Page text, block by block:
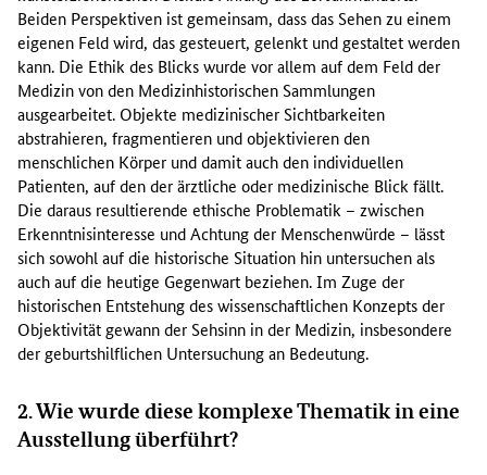
Beiden Perspektiven ist gemeinsam, dass das Sehen zu einem
eigenen Feld wird, das gesteuert, gelenkt und gestaltet werden
kann. Die Ethik des Blicks wurde vor allem auf dem Feld der
Medizin von den Medizinhistorischen Sammlungen
ausgearbeitet. Objekte medizinischer Sichtbarkeiten
abstrahieren, fragmentieren und objektivieren den
menschlichen Körper und damit auch den individuellen
Patienten, auf den der ärztliche oder medizinische Blick fällt.
Die daraus resultierende ethische Problematik – zwischen
Erkenntnisinteresse und Achtung der Menschenwürde – lässt
sich sowohl auf die historische Situation hin untersuchen als
auch auf die heutige Gegenwart beziehen. Im Zuge der
historischen Entstehung des wissenschaftlichen Konzepts der
Objektivität gewann der Sehsinn in der Medizin, insbesondere
der geburtshilflichen Untersuchung an Bedeutung.
2. Wie wurde diese komplexe Thematik in eine
Ausstellung überführt?